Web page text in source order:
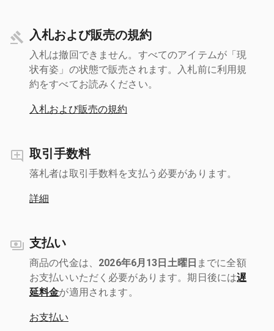
入札および販売の規約
入札は撤回できません。すべてのアイテムが「現
状有姿」の状態で販売されます。入札前に利用規
約をすべてお読みください。
入札および販売の規約
取引手数料
落札者は取引手数料を支払う必要があります。
詳細
支払い
商品の代金は、 2026年6月13日土曜日 までに全額
お支払いいただく必要があります。期日後には遅
延料金が適用されます。
お支払い